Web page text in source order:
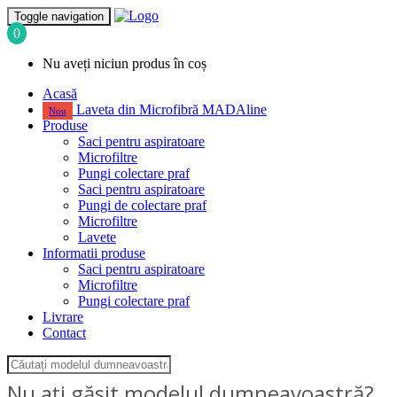
Toggle navigation
0
Nu aveți niciun produs în coș
Acasă
Nou
Laveta din Microfibră MADAline
Produse
Saci pentru aspiratoare
Microfiltre
Pungi colectare praf
Saci pentru aspiratoare
Pungi de colectare praf
Microfiltre
Lavete
Informatii produse
Saci pentru aspiratoare
Microfiltre
Pungi colectare praf
Livrare
Contact